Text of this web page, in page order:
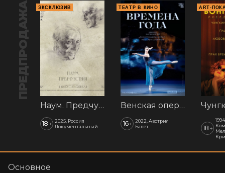
ПРЕДПРОДАЖА ЭКСКЛЮЗИВ
Наум. Предчувствия
18 + 2025, Россия
Документальный
ТЕАТР В КИНО
Венская опера: Времена года
16+
2022, Австрия
Балет
ART-
18 +
Основное